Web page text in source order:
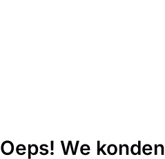
Oeps! We